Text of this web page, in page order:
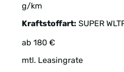
g/km
Kraftstoffart: SUPER
ab 180 €
mtl. Leasingrate